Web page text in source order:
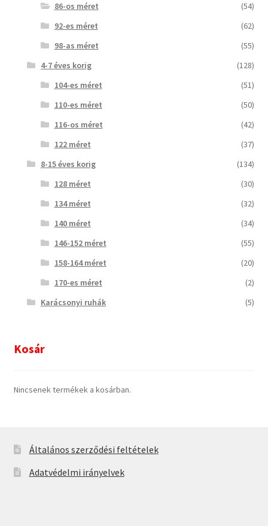
86-os méret
(54)
92-es méret
(62)
98-as méret
(55)
4-7 éves korig
(128)
104-es méret
(51)
110-es méret
(50)
116-os méret
(42)
122 méret
(37)
8-15 éves korig
(134)
128 méret
(30)
134 méret
(32)
140 méret
(34)
146-152 méret
(55)
158-164 méret
(20)
170-es méret
(2)
Karácsonyi ruhák
(5)
Kosár
Nincsenek termékek a kosárban.
Általános szerződési feltételek
Adatvédelmi irányelvek